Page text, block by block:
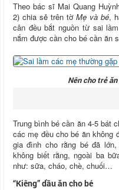
Theo bác sĩ Mai Quang
2) chia sẻ trên tờ Mẹ và bé,
cân đều bắt nguồn từ sai
nắm được cần cho bé cần ăn
Nên cho trẻ
Trung bình bé cần ăn 4-5 bát
các mẹ đều cho bé ăn không
gia đình cho rằng bé đã
không biết rằng, ngoài ba
như: sữa, cháo, chè, chuối…
“Kiêng” dầu ăn cho bé